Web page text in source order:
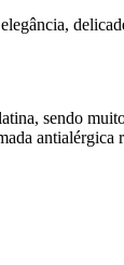
sendo
antialérgica